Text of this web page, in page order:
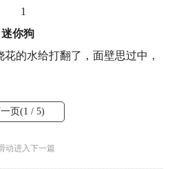
迷你狗
的水给打翻了，面壁思过中，
页(1 / 5)
动进入下一篇